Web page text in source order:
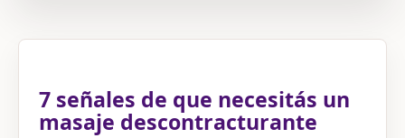
7 señales de que necesitás un
masaje descontracturante